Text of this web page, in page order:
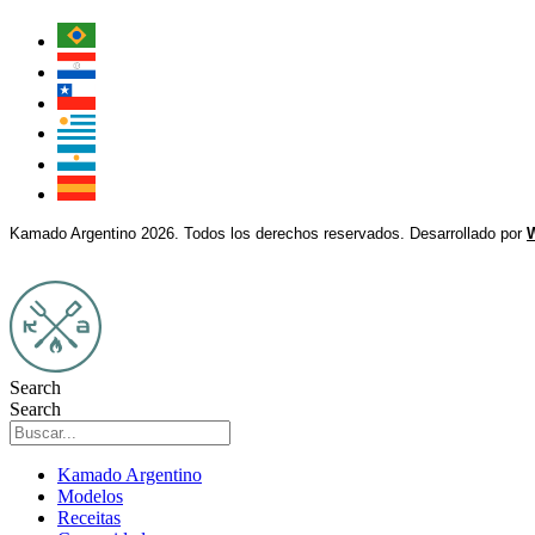
Kamado Argentino 2026. Todos los derechos reservados. Desarrollado por
Search
Search
Kamado Argentino
Modelos
Receitas